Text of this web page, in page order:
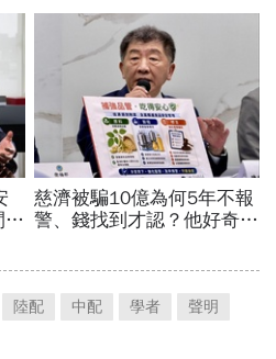
陸配 中配 學者
聲明